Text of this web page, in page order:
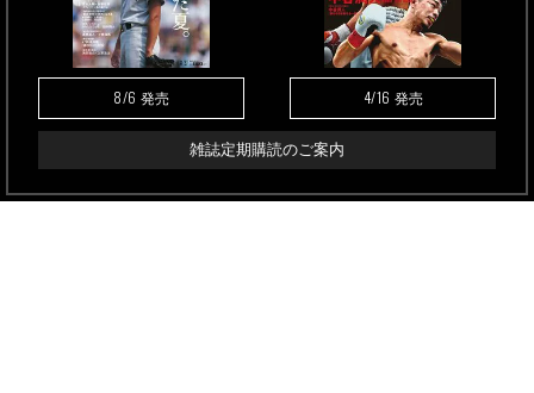
8/6 発売 4/16 発売
雑誌定期購読のご案内